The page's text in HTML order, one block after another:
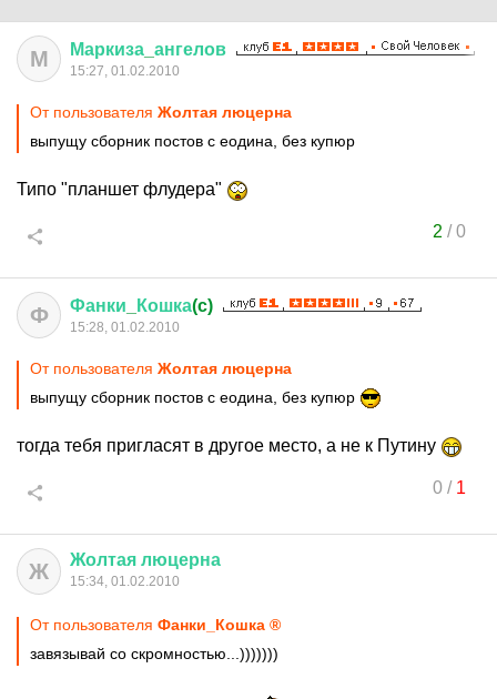
М Маркиза ангелов
15:27, 01.02.2010
От пользователя Жолтая люцерна
выпущу сборник постов с еодина, без купюр
Типо "планшет флудера"
2 /0
Ф Фанки Кошка(c)
15:28, 01.02.2010
От пользователя Жолтая люцерна
выпущу сборник постов с еодина, без купюр
тогда тебя пригласят в другое место, а не к Путину
0/ 1
Ж Жолтая люцерна
15:34, 01.02.2010
От пользователя Фанки_Кошка ®
завязывай со скромностью...)))))))